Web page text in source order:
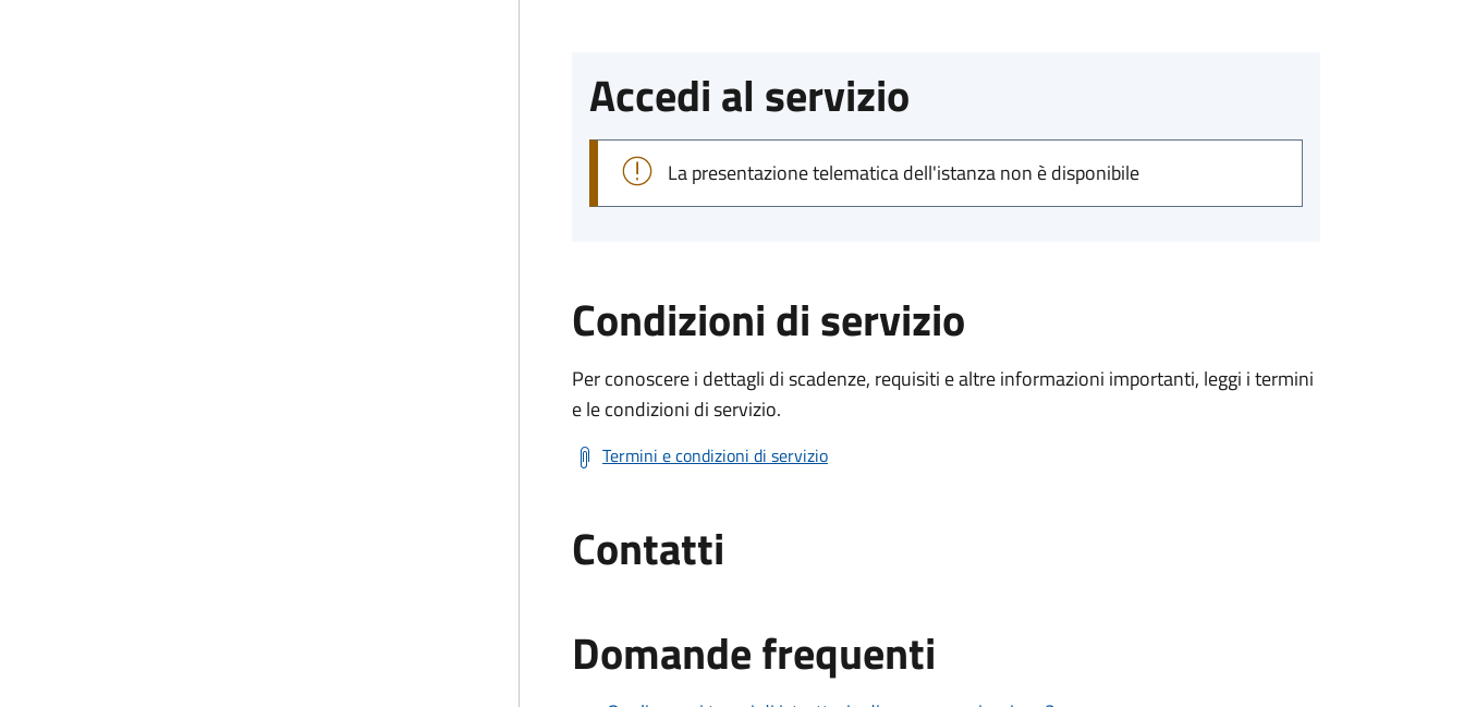
Accedi al servizio
La presentazione telematica dell'istanza non è disponibile
Condizioni di servizio
Per conoscere i dettagli di scadenze, requisiti e altre informazioni importanti, leggi i termini
e le condizioni di servizio.
Termini e condizioni di servizio
Contatti
Domande frequenti